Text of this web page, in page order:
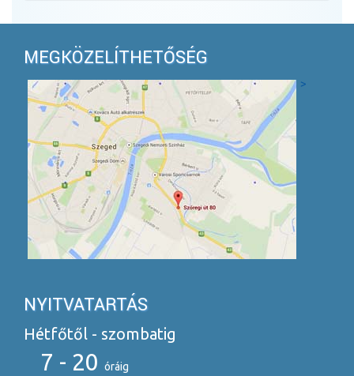
MEGKÖZELÍTHETŐSÉG
>
NYITVATARTÁS
Hétfőtől - szombatig
7 - 20 óráig